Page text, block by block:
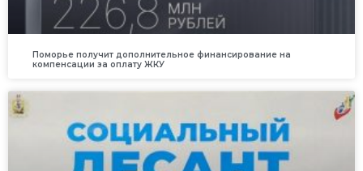
Поморье получит дополнительное финансирование на
компенсации за оплату ЖКУ